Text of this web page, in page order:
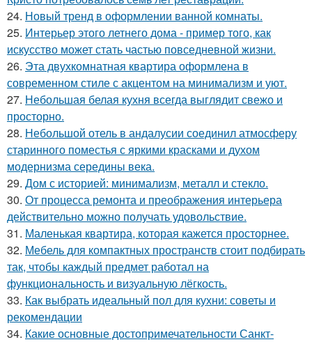
24. Новый тренд в оформлении ванной комнаты.
25. Интерьер этого летнего дома - пример того, как
искусство может стать частью повседневной жизни.
26. Эта двухкомнатная квартира оформлена в
современном стиле с акцентом на минимализм и уют.
27. Небольшая белая кухня всегда выглядит свежо и
просторно.
28. Небольшой отель в андалусии соединил атмосферу
старинного поместья с яркими красками и духом
модернизма середины века.
29. Дом с историей: минимализм, металл и стекло.
30. От процесса ремонта и преображения интерьера
действительно можно получать удовольствие.
31. Маленькая квартира, которая кажется просторнее.
32. Мебель для компактных пространств стоит подбирать
так, чтобы каждый предмет работал на
функциональность и визуальную лёгкость.
33. Как выбрать идеальный пол для кухни: советы и
рекомендации
34. Какие основные достопримечательности Санкт-